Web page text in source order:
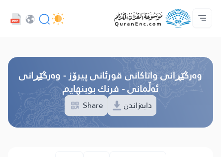
سه‌ره‌كی
پێڕستی وه‌رگێڕاوه‌كان
Audio
خزمەتگوزاریەکانی پەرەپێدەران - API
دەربارەی پرۆژە
په‌یوه‌ندیمان پێوه‌ بكه‌
زمان
وه‌رگێڕانی واتاکانی قورئانی پیرۆز - وەرگێڕانی
ئەڵمانی - فرنك بوبنهایم
دابەزاندن Share